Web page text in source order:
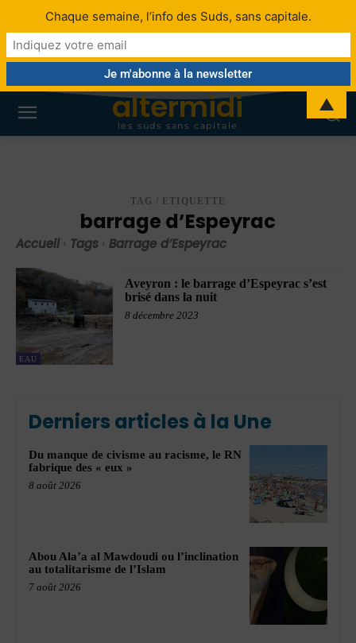
altermidi
les suds sans capitale
TAG / ETIQUETTE
barrage d’Espeyrac
Accueil Tags Barrage d’Espeyrac
EAU
Aveyron : le barrage d’Espeyrac s’est
brisé dans la nuit
8 décembre 2023
Derniers articles à la Une
Du manque de civisme au racisme, le RN
fabrique des « eux »
8 août 2026
Abou Ala’a al Mawdoudi ou l’inclination
au totalitarisme de l’Islam
7 août 2026
Chaque semaine, l’info des Suds, sans capitale.
▲